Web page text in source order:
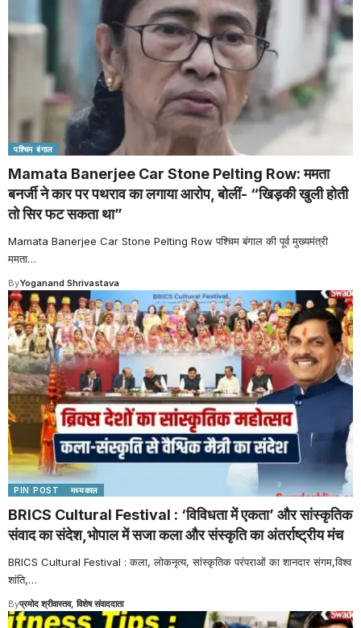
पश्चिम बंगाल
Mamata Banerjee Car Stone Pelting Row: ममता
बनर्जी ने कार पर पथराव का लगाया आरोप, बोलीं- “खिड़की खुली होती
तो सिर फट सकता था”
Mamata Banerjee Car Stone Pelting Row पश्चिम बंगाल की पूर्व मुख्यमंत्री
ममता…
ByYoganand Shrivastava
PIN POST मध्यकाल
BRICS Cultural Festival : ‘विविधता में एकता’ और सांस्कृतिक
संवाद का संदेश,भोपाल में सजा कला और संस्कृति का अंतर्राष्ट्रीय मंच
BRICS Cultural Festival : कला, लोकनृत्य, सांस्कृतिक परंपराओं का शानदार संगम,विश्व
शांति,…
Byप्रमोद श्रीवास्तव, विशेष संवाददाता